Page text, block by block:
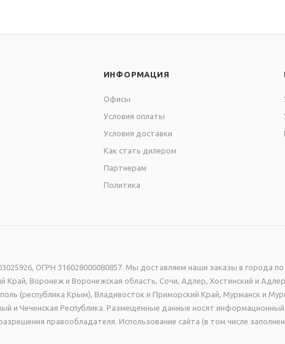
чернилами с разрешением печати 1440 dpi.
перед покупкой ознакомиться с содержанием стенда!
ИНФОРМАЦИЯ
Офисы
Условия оплаты
Условия доставки
Как стать дилером
Партнерам
Политика
ОГРН 316028000080857. Мы доставляем наши заказы в города
Край, Воронеж и Воронежская область, Сочи, Адлер, Хостинский и
(республика Крым), Владивосток и Приморский Край, Мурманск и
и Чеченская Республика. Размещенные данные носят
правообладателя. Использование сайта (в том числе